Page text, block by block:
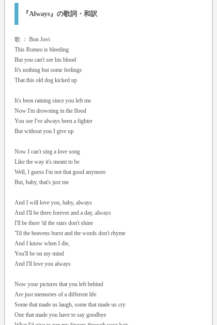
『Always』の歌詞・和訳
歌 ： Bon Jovi
This Romeo is bleeding
But you can't see his blood
It's nothing but some feelings
That this old dog kicked up
It's been raining since you left me
Now I'm drowning in the flood
You see I've always been a fighter
But without you I give up
Now I can't sing a love song
Like the way it's meant to be
Well, I guess I'm not that good anymore
But, baby, that's just me
And I will love you, baby, always
And I'll be there forever and a day, always
I'll be there 'til the stars don't shine
'Til the heavens burst and the words don't rhyme
And I know when I die,
You'll be on my mind
And I'll love you always
Now your pictures that you left behind
Are just memories of a different life
Some that made us laugh, some that made us cry
One that made you have to say goodbye